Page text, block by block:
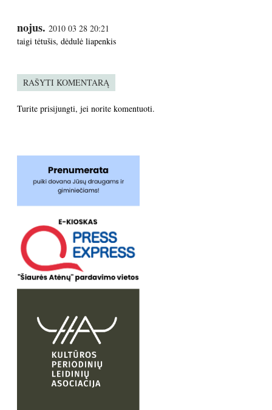
nojus. 2010 03 28 20:21
taigi tėtušis, dėdulė liapenkis
RAŠYTI KOMENTARĄ
Turite prisijungti, jei norite komentuoti.